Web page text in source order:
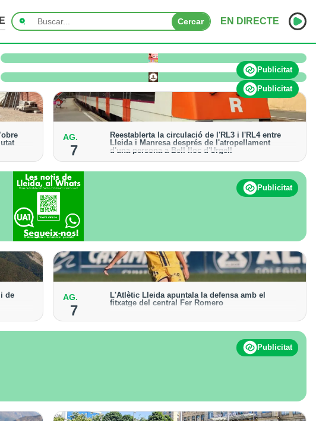
Cercar EN DIRECTE
INICI
NOTÍCIES
PODCASTS
PROGRAMES
ESPORTS
CONTACTE
no pateix afectacions significatives
Publicitat
Publicitat
AG.
7
Reestablerta la circulació de l'RL3 i l'RL4 entre
Lleida i Manresa després de l'atropellament
d'una persona a Bell-lloc d'Urgell
Els trens aniran recuperant la freqüència de pas
habitual de forma progressiva
Publicitat
de
AG.
7
L'Atlètic Lleida apuntala la defensa amb el
fitxatge del central Fer Romero
Abreu
Publicitat